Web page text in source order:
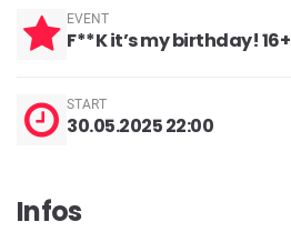
EVENT
F**K it’s my birthday! 16+
START
30.05.2025 22:00
Infos